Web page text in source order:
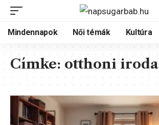
Mindennapok Női témák Kultúra
Címke: otthoni iroda